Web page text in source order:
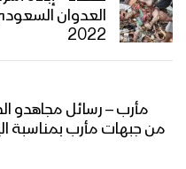
1444هـ
كلمة السيد
الحوثي في
2022
مأرب – رسائل مجاهدو
من جبهات مأرب بمناسبة